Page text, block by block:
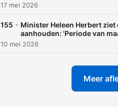
17 mei 2026
155 - Minister Heleen Herbert
aanhouden: 'Periode van
10 mei 2026
Meer